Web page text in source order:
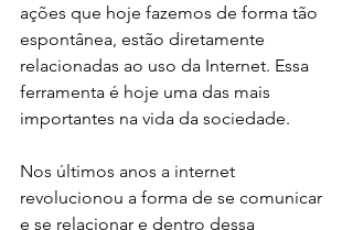
ações que hoje fazemos de forma tão
espontânea, estão diretamente
relacionadas ao uso da Internet. Essa
ferramenta é hoje uma das mais
importantes na vida da sociedade.
Nos últimos anos a internet
revolucionou a forma de se comunicar
e se relacionar e dentro dessa